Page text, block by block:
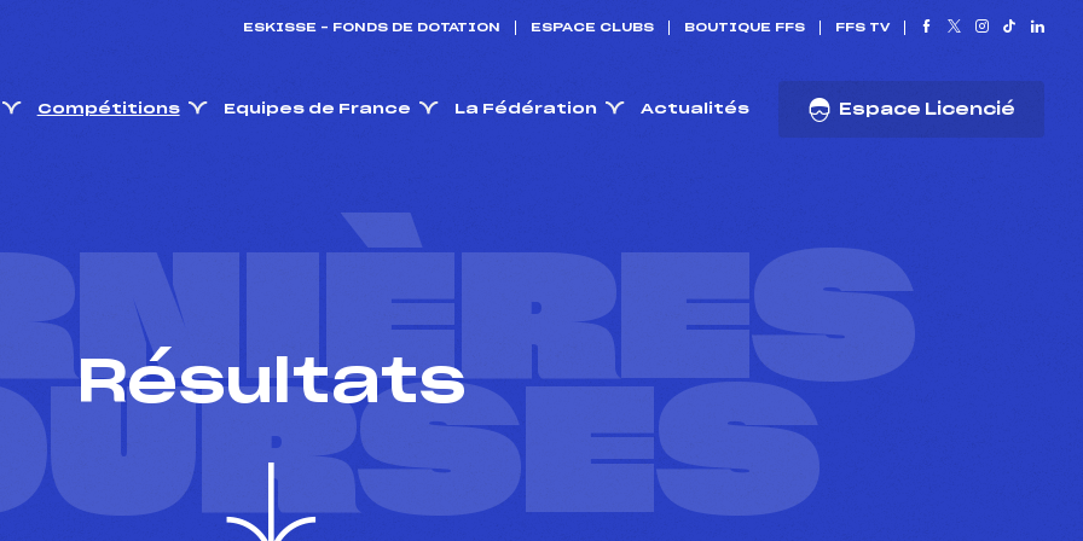
ESKISSE – FONDS DE DOTATION ESPACE CLUBS BOUTIQUE FFS FFS TV
Compétitions Equipes de France La Fédération Actualités Espace Licencié
Résultats